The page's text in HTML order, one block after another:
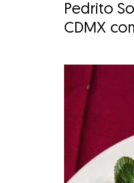
Pedrito
CDMX